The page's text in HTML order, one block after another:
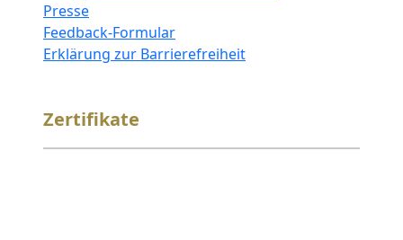
Presse
Feedback-Formular
Erklärung zur Barrierefreiheit
Zertifikate